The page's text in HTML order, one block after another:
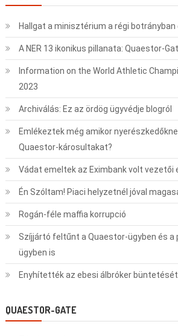
Hallgat a minisztérium a régi botrányban
A NER 13 ikonikus pillanata: Quaestor-
Information on the World Athletic
2023
Archiválás: Ez az ördög ügyvédje blogról
Emlékeztek még amikor
Quaestor-károsultakat?
Vádat emeltek az Eximbank volt vezetői
Én Szóltam! Piaci helyzetnél jóval
Rogán-féle maffia korrupció
Szíjjártó feltűnt a Quaestor-ügyben és a
ügyben is
Enyhítették az ebesi álbróker
QUAESTOR-GATE